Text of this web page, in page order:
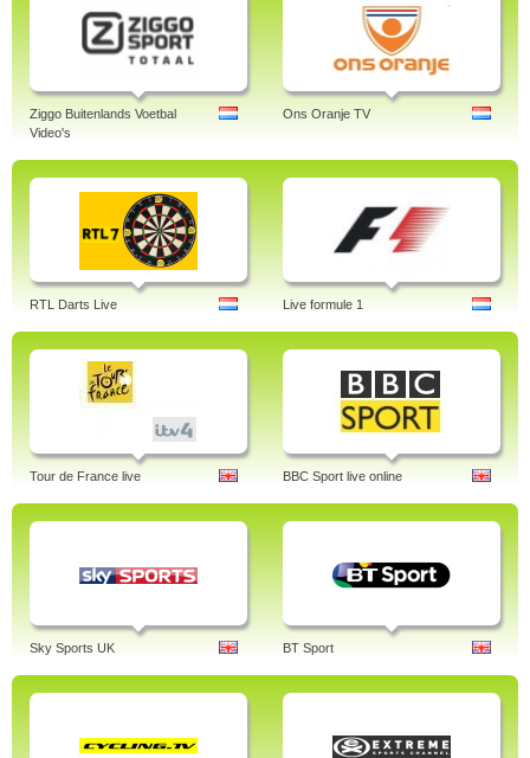
Ziggo Buitenlands Voetbal
Video's
Ons Oranje TV
RTL Darts Live Live formule 1
Tour de France live BBC Sport live online
Sky Sports UK BT Sport